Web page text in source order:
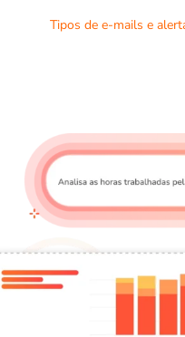
Tipos de e-mails e